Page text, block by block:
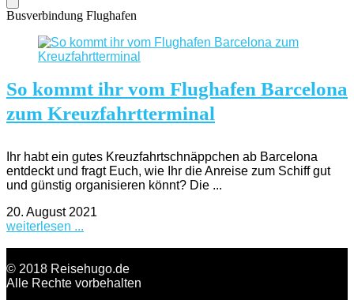
Busverbindung Flughafen
So kommt ihr vom Flughafen Barcelona
zum Kreuzfahrtterminal
Ihr habt ein gutes Kreuzfahrtschnäppchen ab Barcelona
entdeckt und fragt Euch, wie Ihr die Anreise zum Schiff gut
und günstig organisieren könnt? Die ...
20. August 2021
weiterlesen ...
© 2018 Reisehugo.de
Alle Rechte vorbehalten